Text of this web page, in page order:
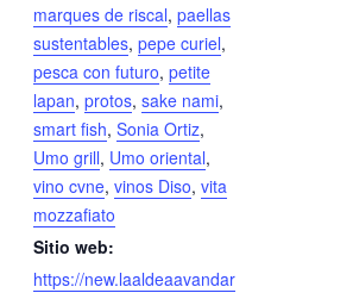
marques de riscal, paellas
sustentables, pepe curiel,
pesca con futuro, petite
lapan, protos, sake nami,
smart fish, Sonia Ortiz,
Umo grill, Umo oriental,
vino cvne, vinos Diso, vita
mozzafiato
Sitio web:
https://new.laaldeaavandar